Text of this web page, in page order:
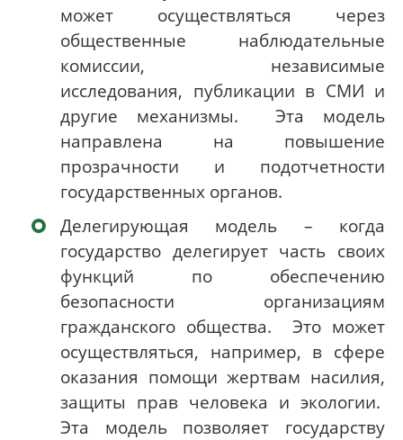
может осуществляться через
общественные наблюдательные
комиссии, независимые
исследования, публикации в СМИ и
другие механизмы. Эта модель
направлена на повышение
прозрачности и подотчетности
государственных органов.
Делегирующая модель – когда
государство делегирует часть своих
функций по обеспечению
безопасности организациям
гражданского общества. Это может
осуществляться, например, в сфере
оказания помощи жертвам насилия,
защиты прав человека и экологии.
Эта модель позволяет государству